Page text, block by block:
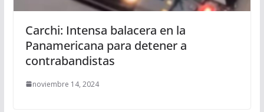
Carchi: Intensa balacera en la
Panamericana para detener a
contrabandistas
noviembre 14, 2024